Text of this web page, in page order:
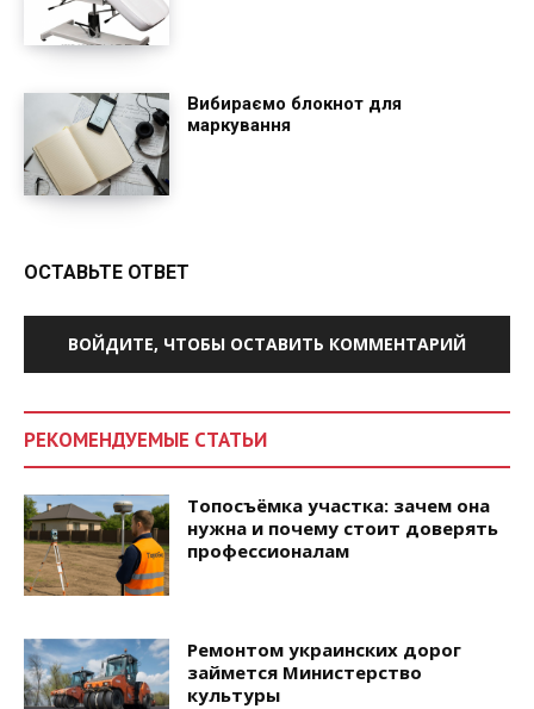
Вибираємо блокнот для
маркування
ОСТАВЬТЕ ОТВЕТ
ВОЙДИТЕ, ЧТОБЫ ОСТАВИТЬ КОММЕНТАРИЙ
РЕКОМЕНДУЕМЫЕ СТАТЬИ
Топосъёмка участка: зачем она
нужна и почему стоит доверять
профессионалам
Ремонтом украинских дорог
займется Министерство
культуры